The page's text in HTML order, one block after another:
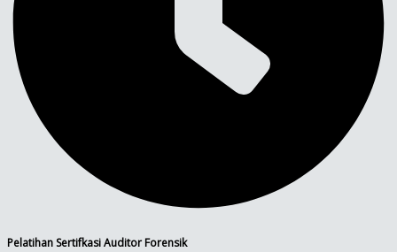
Pelatihan Sertifkasi Auditor Forensik